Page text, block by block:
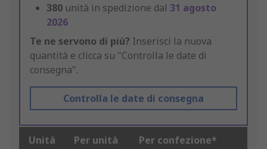
380 unità in spedizione dal 31 agosto
2026
Te ne servono di più? Inserisci la nuova
quantità e clicca su "Controlla le date di
consegna".
Controlla le date di consegna
Unità Per unità Per confezione*